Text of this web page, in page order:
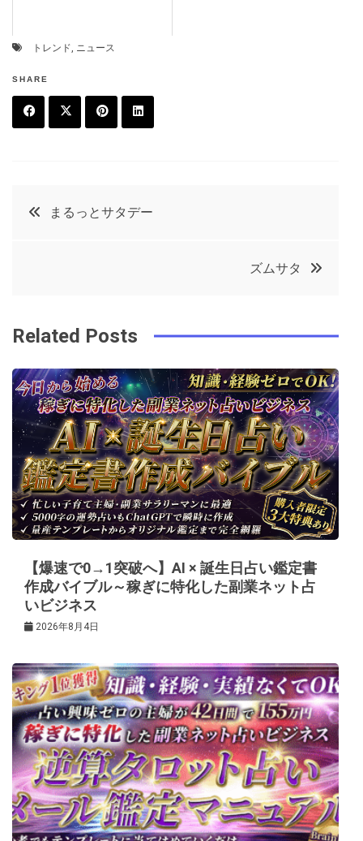
トレンド, ニュース
SHARE
k
e
t
投
ビ
ゲ
ー
シ
ョ
ン
まるっとサタデー
ズムサタ
Related Posts
【爆速で0→1突破へ】AI × 誕生日占い鑑定書
作成バイブル～稼ぎに特化した副業ネット占
いビジネス
2026年8月4日